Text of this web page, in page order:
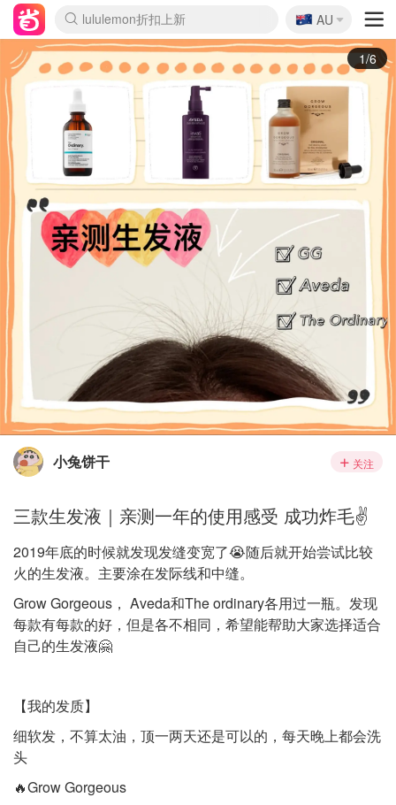
lululemon折扣上新
Sasa美妆护肤3.5折
SSENSE年中2.5折
FreshBeauty好价汇总
Cettire降价+叠9折
WWS Coles超市实拍
viagogo二手票捡漏
Myer超级周末
The Outnet奢牌1折起
David Jones 3折起
Flannels大牌1折
Perfumes Club护肤1折
AMIRO面罩$251
Amazon折扣汇总
eToro入金$200送$50
Amazon数码好物
ICONIC本周7.5折
ThedoubleF高奢地板价
Moose Knuckles 6折
丝芙兰5折起
EUFY摄像头$98
Selenichast首饰2折
Trip机票酒店促销
YSL送5件彩妆礼
Amazon家居好物
Amazon美妆护肤
雅漾大喷$8
过敏原检测盒$33
伊索独家赠50ml沐浴露
科颜氏高保湿面霜$29
SEALIFE海洋馆门票6折
丝塔芙大白罐$16
订阅Newsletter送香薰
Cult Beauty 6.8折
Harrods圣诞日历$525
LN-CC奢牌私促3折
d'Alba空姐喷雾$16
EVE LOM套装£56
Bernardelli独家4折
Adore Beauty 6折起
CT圣诞日历
Mytheresa奢品2.7折
Luxury Escapes 9折
Currentbody美容仪$881
MOON Garden Live
Roborock扫地机$649
Tingo Life水杯$24
Valentino官网5折
CR洗护套装$23
修丽可4件套$159
Myer彩妆2件7折
GANNI官网4.5折
Stylevana韩妆4折
Tessabit高奢8.5折
OGX洗发水$11
Amazon阿德莱德次日达
卡诗8.5折+赠礼
Philips Hue灯具8折
🇦🇺
AU
2/6
小兔饼干 关注
三款生发液｜亲测一年的使用感受 成功炸毛✌️
2019年底的时候就发现发缝变宽了😭随后就开始尝试比较
火的生发液。主要涂在发际线和中缝。
Grow Gorgeous， Aveda和The ordinary各用过一瓶。发现
每款有每款的好，但是各不相同，希望能帮助大家选择适合
自己的生发液🤗
【我的发质】
细软发，不算太油，顶一两天还是可以的，每天晚上都会洗
头
🔥Grow Gorgeous